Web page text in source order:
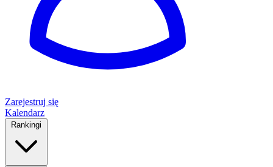
Zarejestruj się
Kalendarz
Rankingi